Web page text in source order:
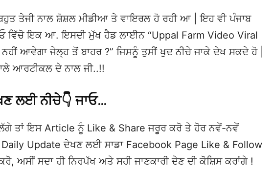
ਤੇਜੀ ਨਾਲ ਸ਼ੋਸ਼ਲ ਮੀਡੀਆ ਤੇ ਵਾਇਰਲ ਹੋ ਰਹੀ ਆ | ਇਹ ਵੀ ਪੰਜਾਬ
ਵਿੱਚੋ ਇਕ ਆ. ਇਸਦੀ ਮੁੱਖ ਹੈਡ ਲਾਈਨ “Uppal Farm Video Viral
ਆਵੇਗਾ ਜੇਲ੍ਹ ਤੋਂ ਬਾਹਰ ?” ਜਿਸਨੂੰ ਤੁਸੀਂ ਖੁਦ ਨੀਚੇ ਜਾਕੇ ਦੇਖ ਸਕਦੇ ਹੋ |
ਆਰਟੀਕਲ ਦੇ ਨਾਲ ਜੀ..!!
ਲਈ ਨੀਚੇ👇 ਜਾਓ…
ਤਾਂ ਇਸ Article ਨੂੰ Like & Share ਜਰੂਰ ਕਰੋ ਤੇ ਹੋਰ ਨਵੇਂ-ਨਵੇਂ
Daily Update ਦੇਖਣ ਲਈ ਸਾਡਾ Facebook Page Like & Follow
ਅਸੀਂ ਸਦਾ ਹੀ ਨਿਰਪੱਖ ਅਤੇ ਸਹੀ ਜਾਣਕਾਰੀ ਦੇਣ ਦੀ ਕੋਸ਼ਿਸ ਕਰਾਂਗੇ !